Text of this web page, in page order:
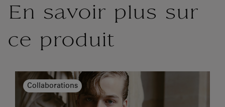
En savoir plus sur
ce produit
Collaborations